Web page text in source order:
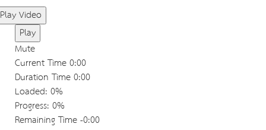
Play Video
Play
Mute
Current Time0:00
Duration Time0:00
Loaded: 0%
Progress: 0%
Remaining Time-0:00